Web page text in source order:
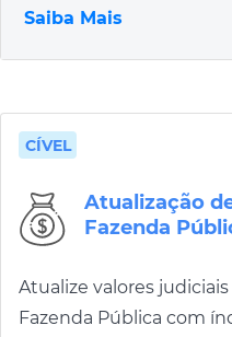
Saiba Mais
CÍVEL
Atualização
Fazenda
Atualize valores
Fazenda Pública com